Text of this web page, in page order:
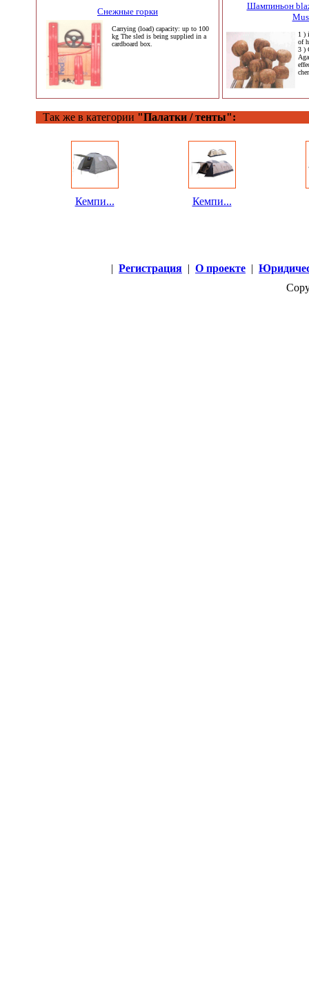
Снежные горки
Carrying (load) capacity: up to 100
kg The sled is being supplied in a
cardboard box.
Шампиньон
1 )
of
3 )
Так же в категории "Палатки / тенты":
Кемпи... Кемпи...
| Регистрация | О проекте |